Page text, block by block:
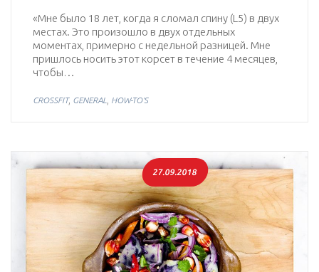
«Мне было 18 лет, когда я сломал спину (L5) в двух
местах. Это произошло в двух отдельных
моментах, примерно с недельной разницей. Мне
пришлось носить этот корсет в течение 4 месяцев,
чтобы…
CROSSFIT, GENERAL , HOW-TO'S
27.09.2018